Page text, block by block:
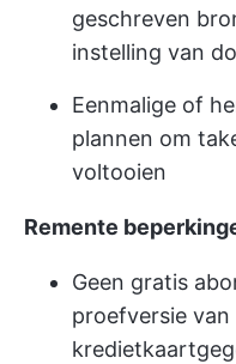
geschreven
instelling van
Eenmalige of
plannen om
voltooien
Remente
Geen gratis
proefversie